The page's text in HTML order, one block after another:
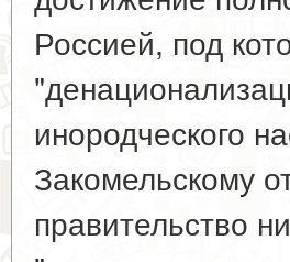
Россией, под
инородческого
Закомельскому
правительство